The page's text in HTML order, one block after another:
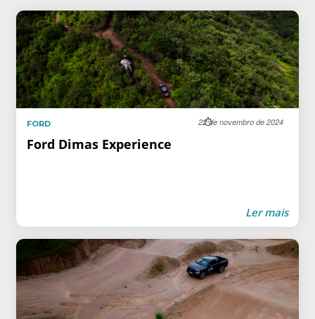
FORD 22 de novembro de 2024
Ford Dimas Experience
Ler mais